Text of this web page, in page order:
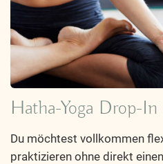
Hatha-Yoga Drop-
Du möchtest vollkommen
praktizieren ohne direkt